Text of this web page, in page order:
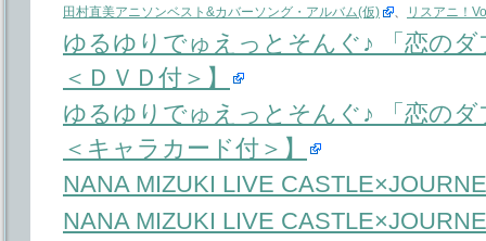
田村直美アニソンベスト&カバーソング・アルバム(仮) 、 リスアニ！
ゆるゆりでゅえっとそんぐ♪ 「恋の
＜ＤＶＤ付＞】
ゆるゆりでゅえっとそんぐ♪ 「恋の
＜キャラカード付＞】
NANA MIZUKI LIVE
NANA MIZUKI LIVE